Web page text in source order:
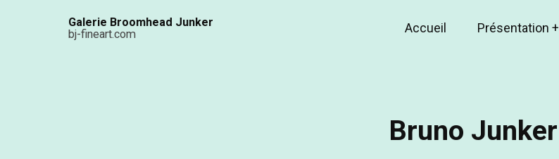
Galerie Broomhead Junker
bj-fineart.com
Main
Accueil Présentation +
Bruno Junker